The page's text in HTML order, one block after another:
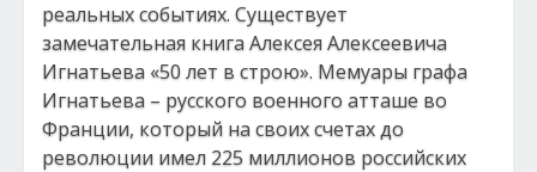
реальных событиях. Существует
замечательная книга Алексея Алексеевича
Игнатьева «50 лет в строю». Мемуары графа
Игнатьева – русского военного атташе во
Франции, который на своих счетах до
революции имел 225 миллионов российских